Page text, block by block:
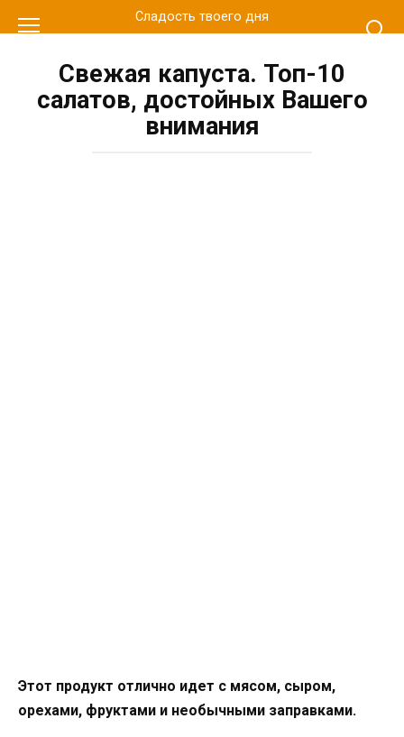
к
Сладость твоего дня
Свежая капуста. Топ-10
салатов, достойных Вашего
внимания
Этот продукт отлично идет с мясом, сыром,
орехами, фруктами и необычными заправками.